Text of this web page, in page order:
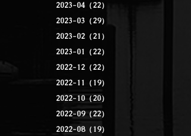
2023-04（22）
2023-03（29）
2023-02（21）
2023-01（22）
2022-12（22）
2022-11（19）
2022-10（20）
2022-09（22）
2022-08（19）